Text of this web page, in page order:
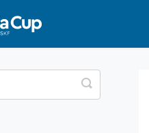
Toggle
Search